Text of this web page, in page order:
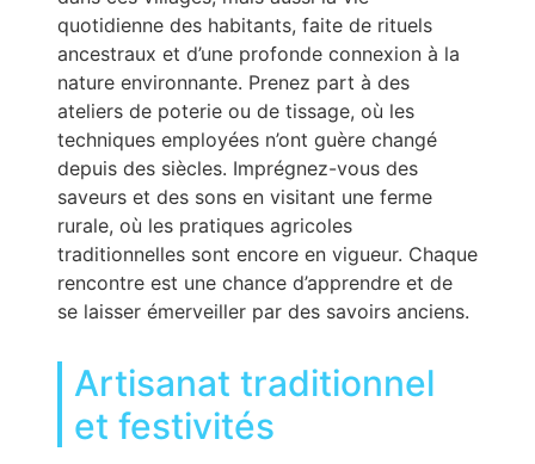
quotidienne des habitants, faite de rituels
ancestraux et d’une profonde connexion à la
nature environnante. Prenez part à des
ateliers de poterie ou de tissage, où les
techniques employées n’ont guère changé
depuis des siècles. Imprégnez-vous des
saveurs et des sons en visitant une ferme
rurale, où les pratiques agricoles
traditionnelles sont encore en vigueur. Chaque
rencontre est une chance d’apprendre et de
se laisser émerveiller par des savoirs anciens.
Artisanat traditionnel
et festivités